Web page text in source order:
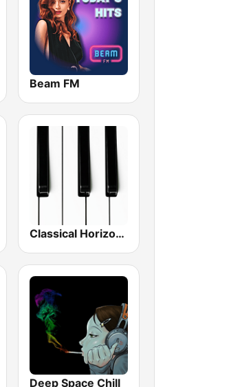
Beam FM
Classical Horizon Radio (International)
Deep Space Chill